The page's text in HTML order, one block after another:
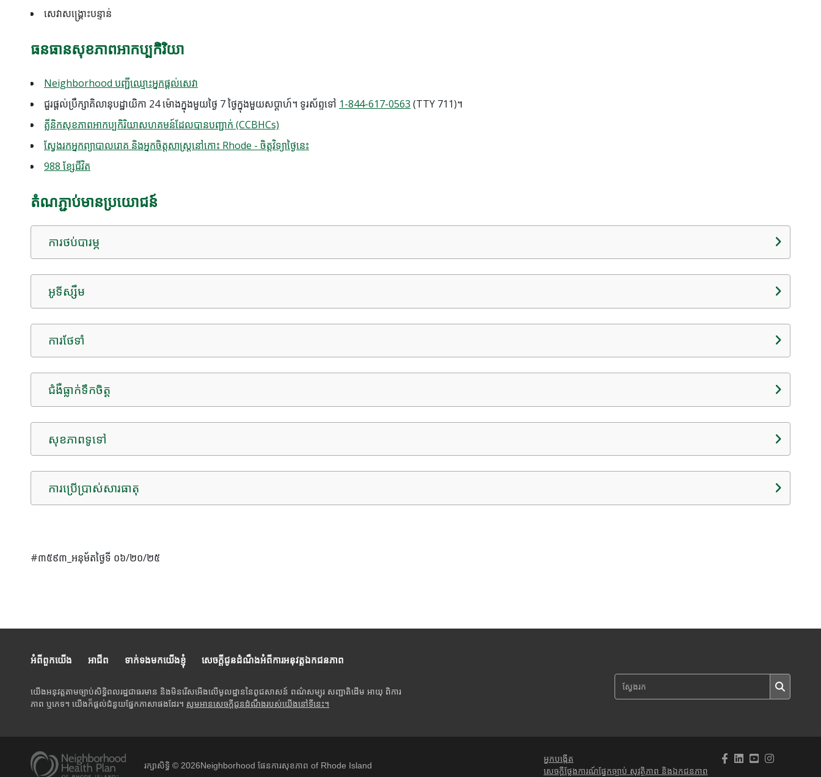
សេវាសង្គ្រោះបន្ទាន់
ធនធានសុខភាពអាកប្បកិរិយា
Neighborhood បញ្ជីឈ្មោះអ្នកផ្តល់សេវា
ជួរផ្តល់ប្រឹក្សាគិលានុបដ្ឋាយិកា 24 ម៉ោងក្នុងមួយថ្ងៃ 7 ថ្ងៃក្នុងមួយសប្តាហ៍។ ទូរស័ព្ទទៅ 1-844-617-0563 (TTY 711)។
គ្លីនិកសុខភាពអាកប្បកិរិយាសហគមន៍ដែលបានបញ្ជាក់ (CCBHCs)
ស្វែងរកអ្នកព្យាបាលរោគ និងអ្នកចិត្តសាស្រ្តនៅកោះ Rhode - ចិត្តវិទ្យាថ្ងៃនេះ
988 ខ្សែជីវិត
តំណភ្ជាប់មានប្រយោជន៍
ការថប់បារម្ភ
អូទីស្សឹម
ការថែទាំ
ជំងឺធ្លាក់ទឹកចិត្ត
សុខភាពទូទៅ
ការប្រើប្រាស់សារធាតុ
#៣៥៩៣_អនុម័តថ្ងៃទី ០៦/២០/២៥
អំពីពួកយើង អាជីព ទាក់ទងមកយើងខ្ញុំ សេចក្តីជូនដំណឹងអំពីការអនុវត្តឯកជនភាព
យើងអនុវត្តតាមច្បាប់សិទ្ធិពលរដ្ឋជាធរមាន និងមិនរើសអើងលើមូលដ្ឋាននៃពូជសាសន៍ ពណ៌សម្បុរ សញ្ជាតិដើម អាយុ ពិការ
ភាព ឬភេទ។ យើងក៏ផ្តល់ជំនួយផ្នែកភាសាផងដែរ។ សូមអានសេចក្តីជូនដំណឹងរបស់យើងនៅទីនេះ។
រក្សាសិទ្ធិ © 2026Neighborhood ផែនការសុខភាព of Rhode Island
អ្នកបង្កើត
សេចក្តីថ្លែងការណ៍ផ្នែកច្បាប់ សុវត្ថិភាព និងឯកជនភាព